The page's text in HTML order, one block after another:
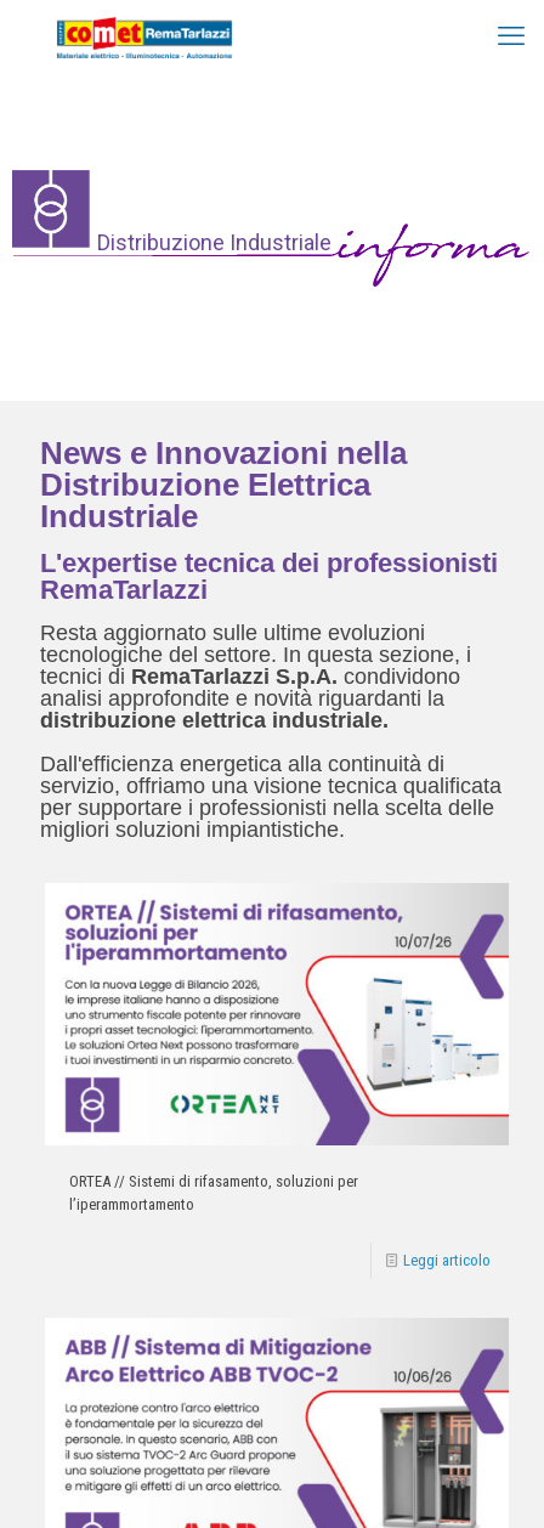
Distribuzione Industriale
News e Innovazioni nella
Distribuzione Elettrica
Industriale
L'expertise tecnica dei professionisti
RemaTarlazzi
Resta aggiornato sulle ultime evoluzioni
tecnologiche del settore. In questa sezione, i
tecnici di RemaTarlazzi S.p.A. condividono
analisi approfondite e novità riguardanti la
distribuzione elettrica industriale.
Dall'efficienza energetica alla continuità di
servizio, offriamo una visione tecnica qualificata
per supportare i professionisti nella scelta delle
migliori soluzioni impiantistiche.
ORTEA // Sistemi di rifasamento, soluzioni per
l’iperammortamento
Leggi articolo